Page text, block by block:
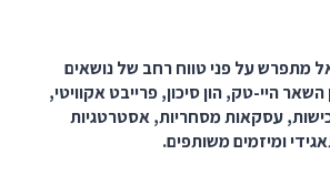
מתפרש על פני טווח רחב של נושאים
היי-טק, הון סיכון, פרייבט אקוויטי,
עסקאות מסחריות, אסטרטגיות
ומיזמים משותפים.